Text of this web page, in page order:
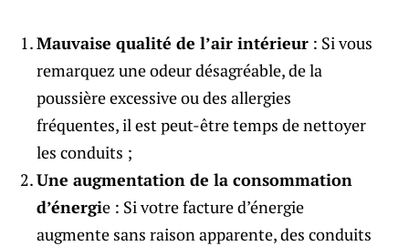
Mauvaise qualité de l’air intérieur : Si vous
remarquez une odeur désagréable, de la
poussière excessive ou des allergies
fréquentes, il est peut-être temps de nettoyer
les conduits ;
Une augmentation de la consommation
d’énergie : Si votre facture d’énergie
augmente sans raison apparente, des conduits